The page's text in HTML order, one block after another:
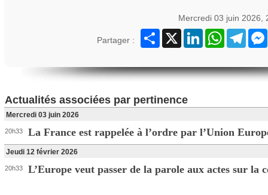
Mercredi 03 juin 2026,
Partager :
Partager
X LinkedInWhatsApp
Actualités associées par pertinence
Mercredi 03 juin 2026
20h33 La France est rappelée à l’ordre par l’Union
Jeudi 12 février 2026
20h33 L’Europe veut passer de la parole aux actes sur la